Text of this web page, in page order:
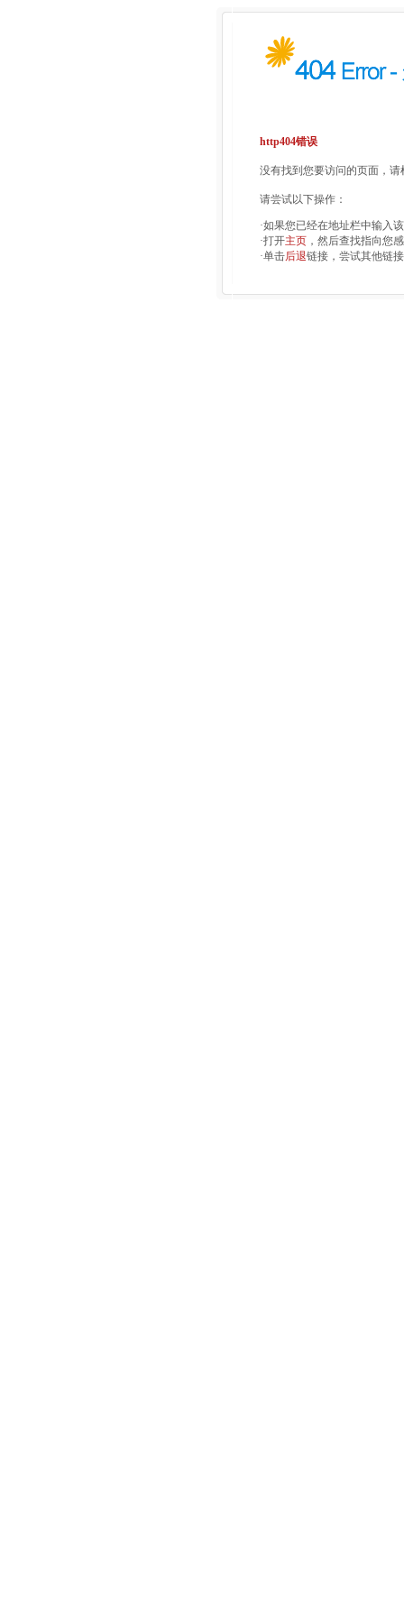
http404错误
没有找到您要访问的页面，
请尝试以下操作：
·如果您已经在地址栏中输入
·打开主页 ，然后查找指向您
·单击后退链接，尝试其他链